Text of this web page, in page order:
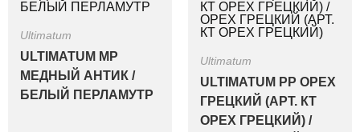
Ultimatum
ULTIMATUM MP
МЕДНЫЙ АНТИК /
БЕЛЫЙ ПЕРЛАМУТР
Ultimatum
ULTIMATUM PP ОРЕХ
ГРЕЦКИЙ (АРТ. КТ
ОРЕХ ГРЕЦКИЙ) /